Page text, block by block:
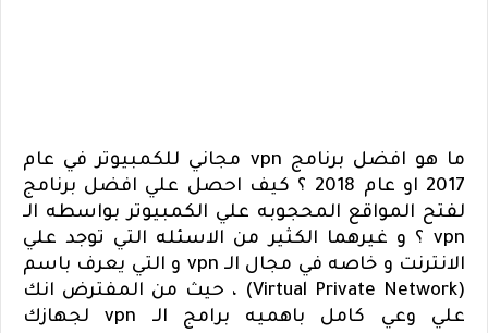
ما هو افضل برنامج vpn مجاني للكمبيوتر في عام
2017 او عام 2018 ؟ كيف احصل علي افضل برنامج
لفتح المواقع المحجوبه علي الكمبيوتر بواسطه الـ
vpn ؟ و غيرهما الكثير من الاسئله التي توجد علي
الانترنت و خاصه في مجال الـ vpn و التي يعرف باسم
(
Virtual Private Network) ، حيث من المفترض انك
علي وعي كامل باهميه برامج الـ vpnلجهازك